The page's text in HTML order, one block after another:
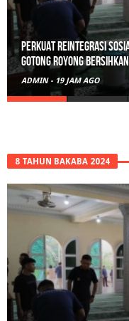
Perkuat Reintegrasi
Gotong Royong
ADMIN - 19 JAM AGO
8 TAHUN BAKABA 2024